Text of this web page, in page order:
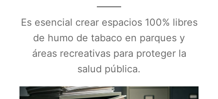
Es esencial crear espacios 100% libres
de humo de tabaco en parques y
áreas recreativas para proteger la
salud pública.